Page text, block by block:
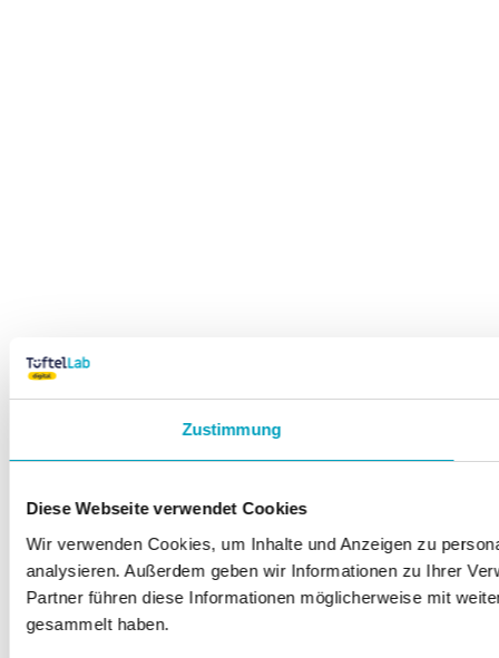
Zustimmung
Diese Webseite verwendet Cookies
Wir verwenden Cookies, um Inhalte und Anzeigen zu
analysieren. Außerdem geben wir Informationen zu Ihrer
Partner führen diese Informationen möglicherweise mit
gesammelt haben.